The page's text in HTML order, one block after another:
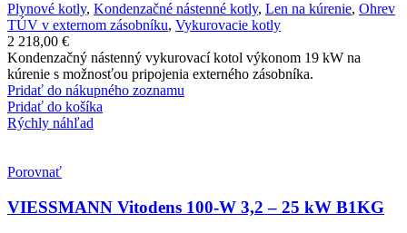
Plynové kotly, Kondenzačné nástenné kotly, Len na kúrenie, Ohrev
TÚV v externom zásobníku, Vykurovacie kotly
2 218,00 €
Kondenzačný nástenný vykurovací kotol výkonom 19 kW na
kúrenie s možnosťou pripojenia externého zásobníka.
Pridať do nákupného zoznamu
Pridať do košíka
Rýchly náhľad
Porovnať
VIESSMANN Vitodens 100-W 3,2 – 25 kW B1KG